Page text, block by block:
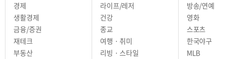
경제
생활경제
금융/증권
재테크
부동산
라이프/레저
건강
종교
여행 · 취미
리빙 · 스타일
방송/연예
영화
스포츠
한국야구
MLB